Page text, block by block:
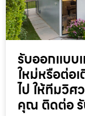
รับออกแบบ
ใหม่หรือต่อ
ไป ให้ทีมวิศ
คุณ ติดต่อ รั